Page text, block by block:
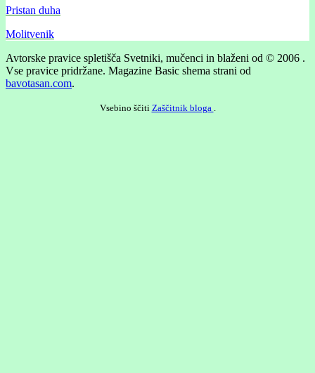
Pristan duha
Molitvenik
Avtorske pravice spletišča Svetniki, mučenci in blaženi od © 2006 .
Vse pravice pridržane. Magazine Basic shema strani od
bavotasan.com.
Vsebino ščiti Zaščitnik bloga .